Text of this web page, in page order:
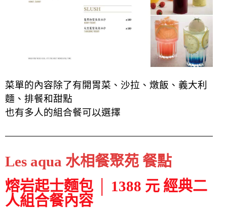
菜單的內容除了有開胃菜、沙拉、燉飯、義大利
麵、排餐和甜點
也有多人的組合餐可以選擇
Les aqua 水相餐聚苑 餐點
熔岩起士麵包 │ 1388 元 經典二
人組合餐內容